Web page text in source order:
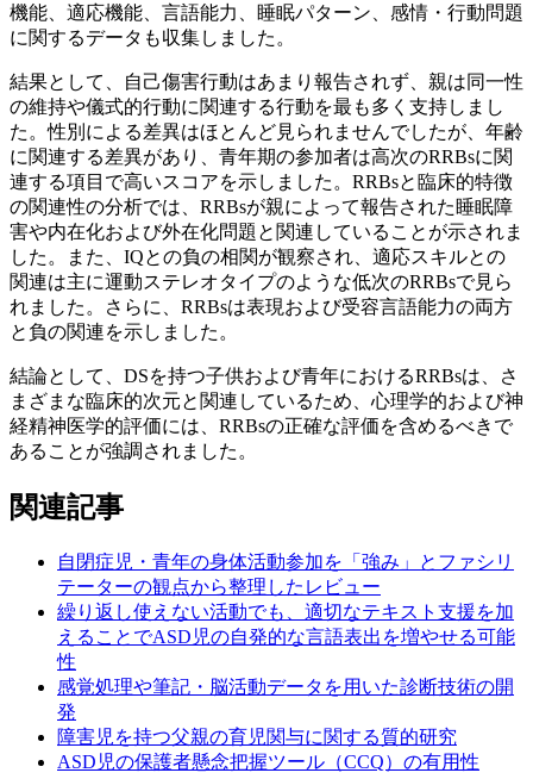
機能、適応機能、言語能力、睡眠パターン、感情・行動問題
に関するデータも収集しました。
結果として、自己傷害行動はあまり報告されず、親は同一性
の維持や儀式的行動に関連する行動を最も多く支持しまし
た。性別による差異はほとんど見られませんでしたが、年齢
に関連する差異があり、青年期の参加者は高次のRRBsに関
連する項目で高いスコアを示しました。RRBsと臨床的特徴
の関連性の分析では、RRBsが親によって報告された睡眠障
害や内在化および外在化問題と関連していることが示されま
した。また、IQとの負の相関が観察され、適応スキルとの
関連は主に運動ステレオタイプのような低次のRRBsで見ら
れました。さらに、RRBsは表現および受容言語能力の両方
と負の関連を示しました。
結論として、DSを持つ子供および青年におけるRRBsは、さ
まざまな臨床的次元と関連しているため、心理学的および神
経精神医学的評価には、RRBsの正確な評価を含めるべきで
あることが強調されました。
関連記事
自閉症児・青年の身体活動参加を「強み」とファシリ
テーターの観点から整理したレビュー
繰り返し使えない活動でも、適切なテキスト支援を加
えることでASD児の自発的な言語表出を増やせる可能
性
感覚処理や筆記・脳活動データを用いた診断技術の開
発
障害児を持つ父親の育児関与に関する質的研究
ASD児の保護者懸念把握ツール（CCQ）の有用性